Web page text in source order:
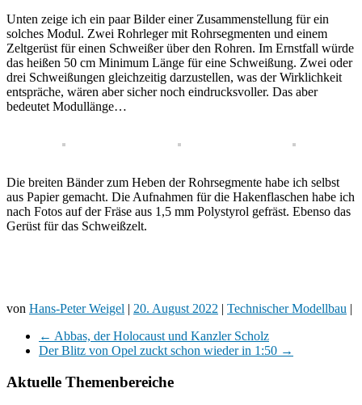
Unten zeige ich ein paar Bilder einer Zusammenstellung für ein
solches Modul. Zwei Rohrleger mit Rohrsegmenten und einem
Zeltgerüst für einen Schweißer über den Rohren. Im Ernstfall würde
das heißen 50 cm Minimum Länge für eine Schweißung. Zwei oder
drei Schweißungen gleichzeitig darzustellen, was der Wirklichkeit
entspräche, wären aber sicher noch eindrucksvoller. Das aber
bedeutet Modullänge…
Die breiten Bänder zum Heben der Rohrsegmente habe ich selbst
aus Papier gemacht. Die Aufnahmen für die Hakenflaschen habe ich
nach Fotos auf der Fräse aus 1,5 mm Polystyrol gefräst. Ebenso das
Gerüst für das Schweißzelt.
von Hans-Peter Weigel | 20. August 2022 | Technischer Modellbau |
← Abbas, der Holocaust und Kanzler Scholz
Der Blitz von Opel zuckt schon wieder in 1:50 →
Aktuelle Themenbereiche